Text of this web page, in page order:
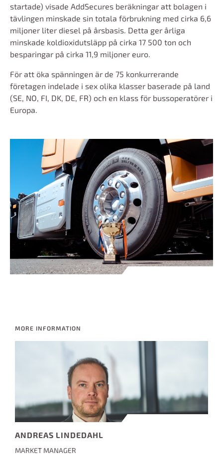
startade) visade AddSecures beräkningar att bolagen i
tävlingen minskade sin totala förbrukning med cirka 6,6
miljoner liter diesel på årsbasis. Detta ger årliga
minskade koldioxidutsläpp på cirka 17 500 ton och
besparingar på cirka 11,9 miljoner euro.
För att öka spänningen är de 75 konkurrerande
företagen indelade i sex olika klasser baserade på land
(SE, NO, FI, DK, DE, FR) och en klass för bussoperatörer i
Europa.
MORE INFORMATION
ANDREAS LINDEDAHL
MARKET MANAGER